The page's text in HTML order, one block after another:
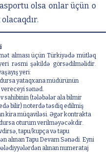
olsa onlar üçün o
alması üçün Türkiyədə mütləq
rəsmi şəkildə görsədilməlidir.
yeri:
yataqxana müdürünün
sənəd.
sahibinin (tələbələr ala bilmir
bilir) noterdə təsdiq edilmiş
kira müqaviləsi. Əgər kontrakta
oturum verilməyəcəkdir.
tapu/kupça və tapu
alınan Tapu Devam Sənədi. Eyni
alınan numerataj